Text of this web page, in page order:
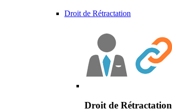
Droit de Rétractation
Droit de Rétractation